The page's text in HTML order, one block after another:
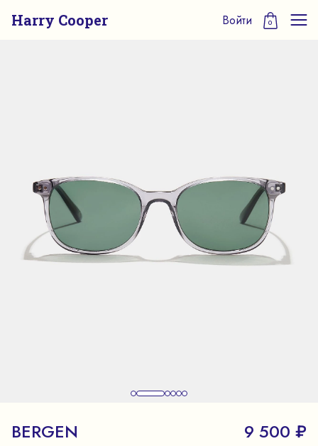
Harry Cooper Войти 0
BERGEN 9 500 ₽